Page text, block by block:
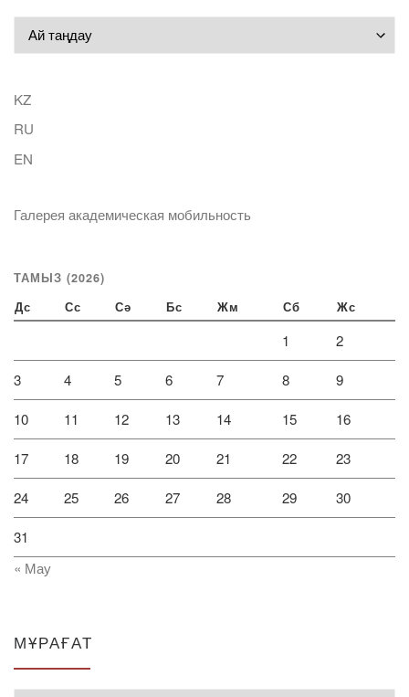
KZ
RU
EN
Галерея академическая мобильность
ТАМЫЗ (2026)
Дс Сс Сә Бс Жм Сб Жс
1 2
3 4 5 6 7 8 9
10 11 12 13 14 15 16
17 18 19 20 21 22 23
24 25 26 27 28 29 30
31
« Мау
МҰРАҒАТ